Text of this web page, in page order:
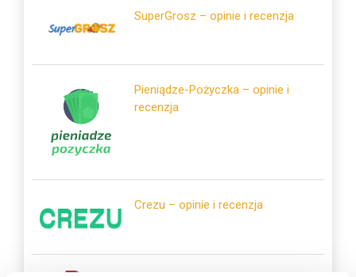
SuperGrosz – opinie i recenzja
Pieniądze-Pożyczka – opinie i
recenzja
Crezu – opinie i recenzja